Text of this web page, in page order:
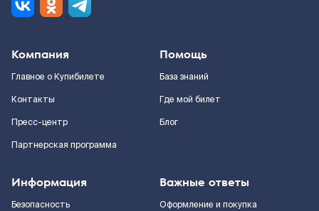
Компания
Главное о Купибилете
Контакты
Пресс-центр
Партнерская программа
Помощь
База знаний
Где мой билет
Блог
Информация
Безопасность
Важные ответы
Оформление и покупка